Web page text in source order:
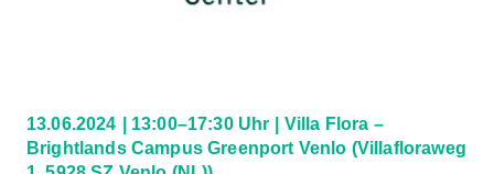
13.06.2024 13:00–17:30 Uhr
Villa Flora –
Brightlands Campus Greenport Venlo (Villafloraweg